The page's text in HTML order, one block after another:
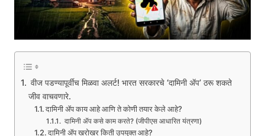
वीज पडण्यापूर्वीच मिळवा अलर्ट! भारत सरकारचे ‘दामिनी ॲप’ ठरू शकते
जीव वाचवणारे.
दामिनी ॲप काय आहे आणि ते कोणी तयार केले आहे?
दामिनी ॲप कसे काम करते? (जीपीएस आधारित यंत्रणा)
दामिनी ॲप खरोखर किती उपयुक्त आहे?